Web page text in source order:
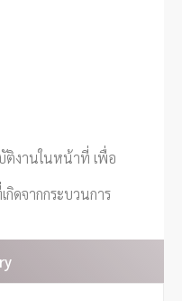
ติงานในหน้าที่ เพื่อ
ดจากกระบวนการ